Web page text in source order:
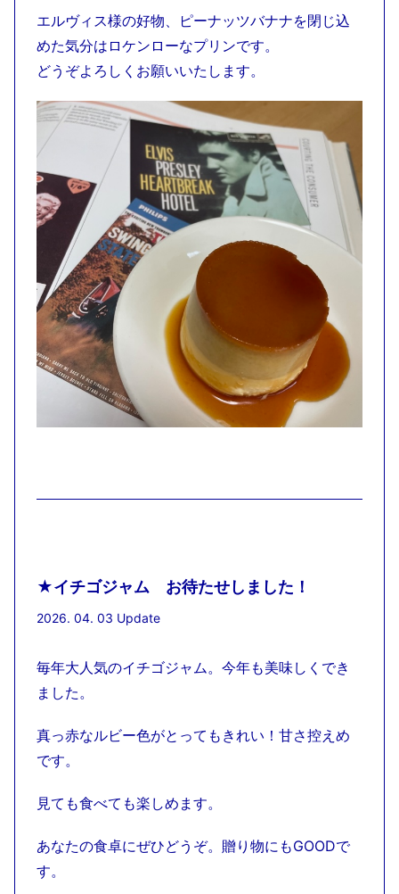
エルヴィス様の好物、ピーナッツバナナを閉じ込
めた気分はロケンローなプリンです。
どうぞよろしくお願いいたします。
★イチゴジャム お待たせしました！
2026. 04. 03 Update
毎年大人気のイチゴジャム。今年も美味しくでき
ました。
真っ赤なルビー色がとってもきれい！甘さ控えめ
です。
見ても食べても楽しめます。
あなたの食卓にぜひどうぞ。贈り物にもGOODで
す。